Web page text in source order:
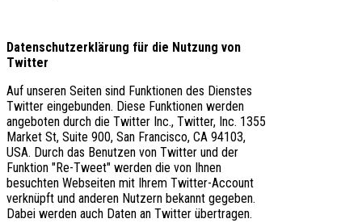
Datenschutzerklärung für die Nutzung von
Twitter
Auf unseren Seiten sind Funktionen des Dienstes
Twitter eingebunden. Diese Funktionen werden
angeboten durch die Twitter Inc., Twitter, Inc. 1355
Market St, Suite 900, San Francisco, CA 94103,
USA. Durch das Benutzen von Twitter und der
Funktion "Re-Tweet" werden die von Ihnen
besuchten Webseiten mit Ihrem Twitter-Account
verknüpft und anderen Nutzern bekannt gegeben.
Dabei werden auch Daten an Twitter übertragen.